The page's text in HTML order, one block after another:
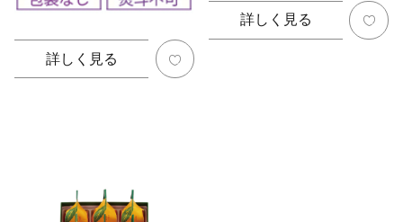
詳しく見る
詳しく見る